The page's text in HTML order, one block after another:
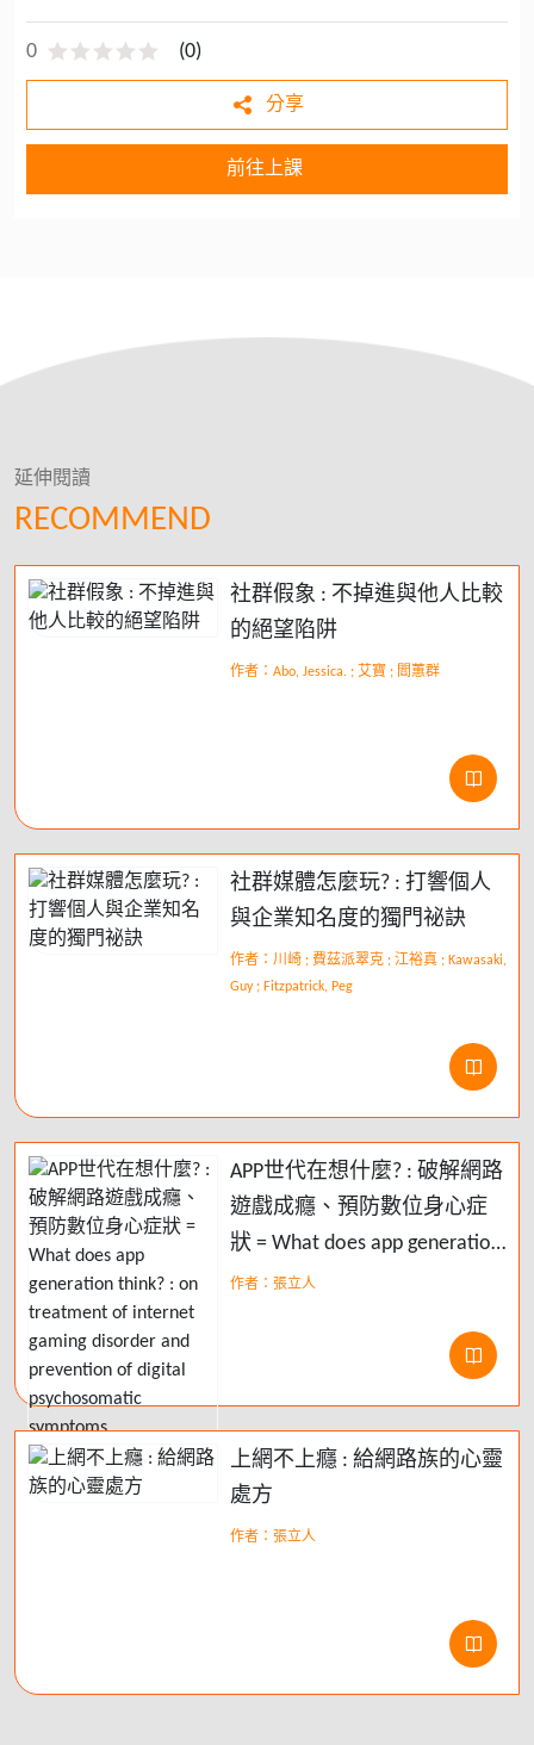
0 (0)
分享
前往上課
RECOMMEND
延伸閱讀
社群假象 : 不掉進與他人比較
的絕望陷阱
作者：Abo, Jessica. ; 艾寶 ; 閻蕙群
社群媒體怎麼玩? : 打響個人
與企業知名度的獨門祕訣
作者：川崎 ; 費茲派翠克 ; 江裕真 ; Kawasaki,
Guy ; Fitzpatrick, Peg
APP世代在想什麼? : 破解網路
遊戲成癮、預防數位身心症
狀 = What does app generation
think? : on treatment of
作者：張立人
上網不上癮 : 給網路族的心靈
處方
作者：張立人